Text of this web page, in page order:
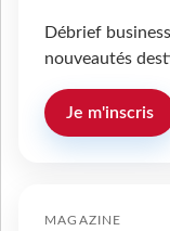
Débrief
nouveautés
Je m'inscris
MAGAZINE